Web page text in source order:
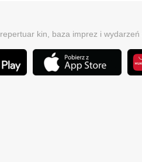
repertuar kin, baza imprez i